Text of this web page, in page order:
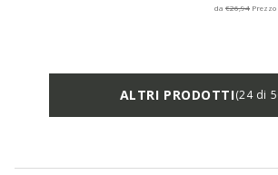
da €26,94
ALTRI PRODOTTI(24 di